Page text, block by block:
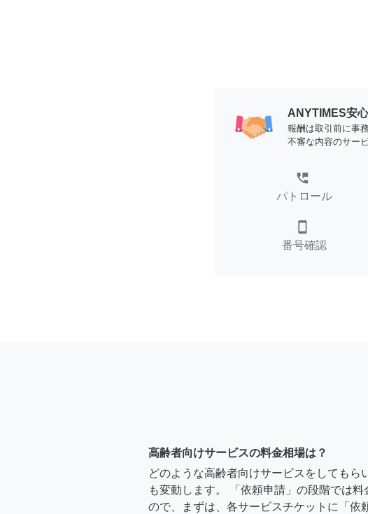
ANYTIMES安
報酬は取引前に事
不審な内容のサー
perm_phone_msg
パトロール
smartphone
番号確認
高齢者向けサービスの料金相場は？
どのような高齢者向けサービスをしてもら
も変動します。 「依頼申請」の段階では料
ので、まずは、各サービスチケットに「依